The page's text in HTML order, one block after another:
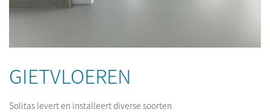
GIETVLOEREN
Solitas levert en installeert diverse soorten